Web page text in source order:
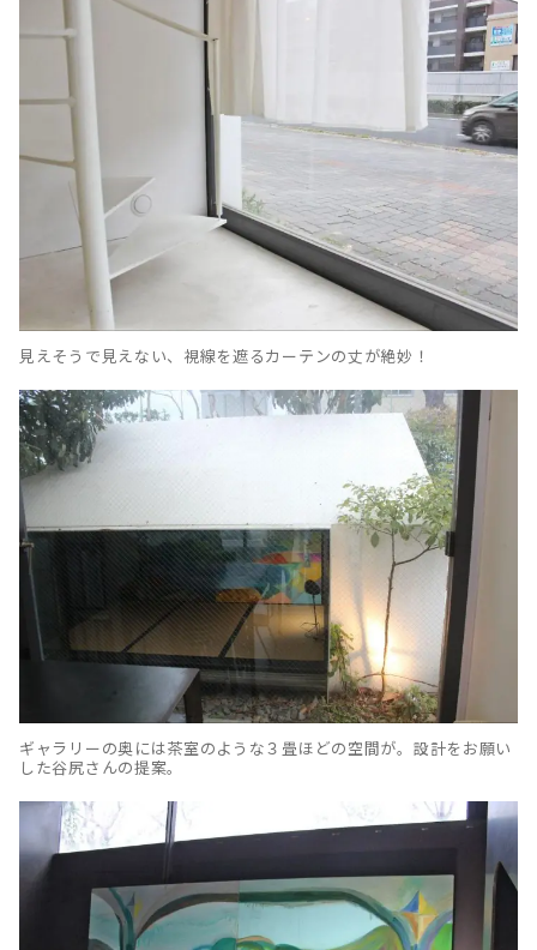
見えそうで見えない、視線を遮るカーテンの丈が絶妙！
ギャラリーの奥には茶室のような３畳ほどの空間が。設計をお願い
した谷尻さんの提案。